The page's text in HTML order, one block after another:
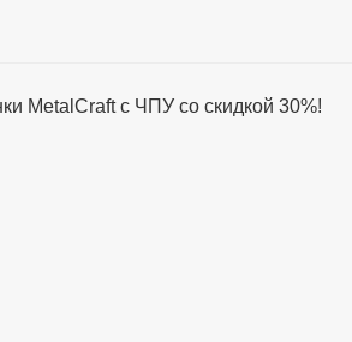
MetalCraft с ЧПУ со скидкой 30%!